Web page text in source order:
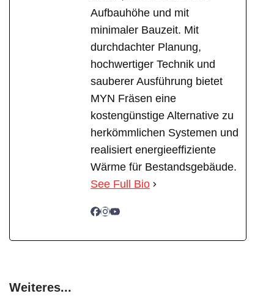
Aufbauhöhe und mit
minimaler Bauzeit. Mit
durchdachter Planung,
hochwertiger Technik und
sauberer Ausführung bietet
MYN Fräsen eine
kostengünstige Alternative zu
herkömmlichen Systemen und
realisiert energieeffiziente
Wärme für Bestandsgebäude.
See Full Bio
Weiteres...